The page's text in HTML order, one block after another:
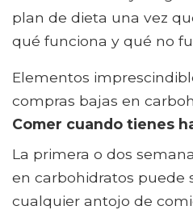
plan de dieta una vez
qué funciona y qué no
Elementos
compras bajas en
Comer cuando tienes
La primera o dos
en carbohidratos puede
cualquier antojo de